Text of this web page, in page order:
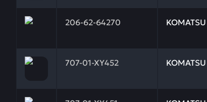
206-62-64270 KOMATSU
Заказывая запчасти у нас, вы получаете
707-01-XY452 KOMATSU
Заказывая запчасти у нас, вы получаете
Заказывая запчасти у нас, вы получаете